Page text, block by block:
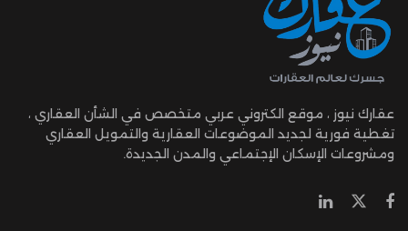
عقارك نيوز ، موقع الكتروني عربي متخصص في الشأن العقاري ،
تغطية فورية لجديد الموضوعات العقارية والتمويل العقاري
ومشروعات الإسكان الإجتماعي والمدن الجديدة.